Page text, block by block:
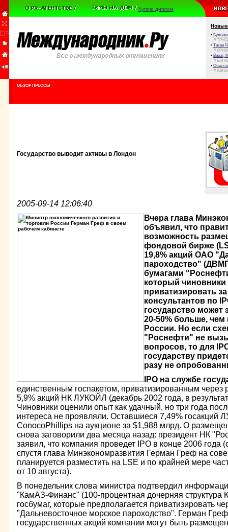
Куплю диплом
Новые
•
//
• Тихая
//
• Виват,
//
•
//
ОБЗОР ПРЕССЫ
Государство выводит активы в Лондон
2005-09-14 12:06:40
Вчера глава
объявил, что
возможность
фондовой бирже
19,8% акций ОАО
пароходство"
бумагами
который
приватизировать
консультантов по
государство может
20-50% больше, чем
России. Но если
"Роснефти" не
вопросов, то для
государству
разу не
IPO на службе
единственным госпакетом, приватизированным
5,9% акций НК ЛУКОЙЛ (декабрь 2002 года, в
Чиновники оценили опыт как удачный, но три года
интереса не проявляли. Оставшиеся 7,49% госакций
ConocoPhillips на аукционе за $1,988 млрд. О
снова заговорили два месяца назад: президент НК
заявил, что компания проведет IPO в конце 2006
спустя глава Минэкономразвития Герман Греф на
планируется разместить на LSE и по крайней мере
от 10 августа).
В понедельник слова министра подтвердил
"КамАЗ-Финанс" (100-процентная дочерняя структура
госбумаг, которые предполагается приватизировать
"Дальневосточное морское пароходство". Герман
государственных акций компании могут быть